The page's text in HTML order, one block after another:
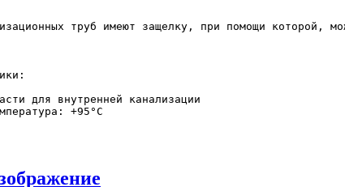
для внутренней канализации
+95°С